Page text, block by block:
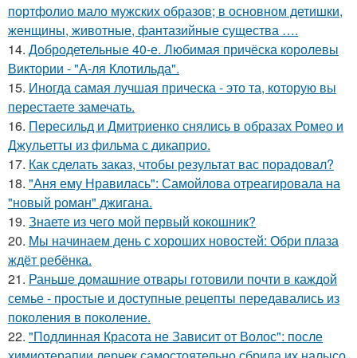
портфолио мало мужских образов; в основном детишки,
женщины, животные, фантазийные существа ….
14. Добродетельные 40-е. Любимая причёска королевы
Виктории - "А-ля Клотильда".
15. Иногда самая лучшая прическа - это та, которую вы
перестаете замечать.
16. Пересильд и Дмитриенко снялись в образах Ромео и
Джульетты из фильма с дикаприо.
17. Как сделать заказ, чтобы результат вас порадовал?
18. "Аня ему Нравилась": Самойлова отреагировала на
"новый роман" джигана.
19. Знаете из чего мой первый кокошник?
20. Мы начинаем день с хороших новостей: Обри плаза
ждёт ребёнка.
21. Раньше домашние отвары готовили почти в каждой
семье - простые и доступные рецепты передавались из
поколения в поколение.
22. "Подлинная Красота не Зависит от Волос": после